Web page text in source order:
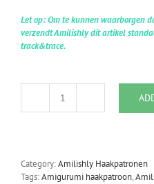
Let op: Om te kunnen waarborgen
verzendt Amilishly dit artikel
track&trace.
Amilishly
Category:Amilishly Haakpatronen
Tags:Amigurumi haakpatroon,